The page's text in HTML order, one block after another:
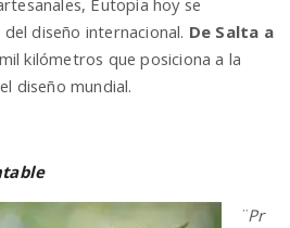
diseño internacional. De Salta a
kilómetros que posiciona a la
diseño mundial.
¨Pr